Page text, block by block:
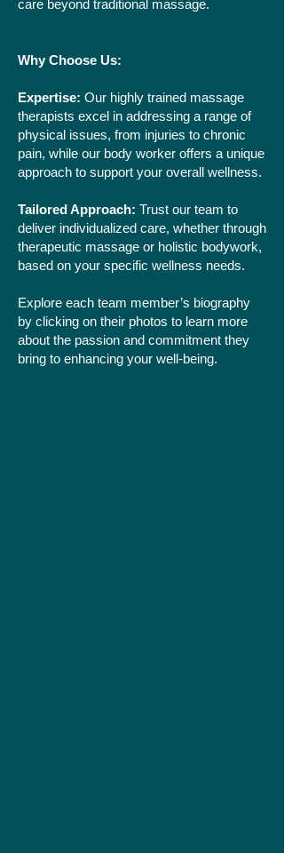
care beyond traditional massage.
Why Choose Us:
Expertise: Our highly trained massage
therapists excel in addressing a range of
physical issues, from injuries to chronic
pain, while our body worker offers a unique
approach to support your overall wellness.
Tailored Approach: Trust our team to
deliver individualized care, whether through
therapeutic massage or holistic bodywork,
based on your specific wellness needs.
Explore each team member’s biography
by clicking on their photos to learn more
about the passion and commitment they
bring to enhancing your well-being.